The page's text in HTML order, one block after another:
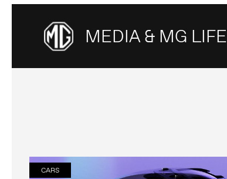
MEDIA & MG LIFE
CARS